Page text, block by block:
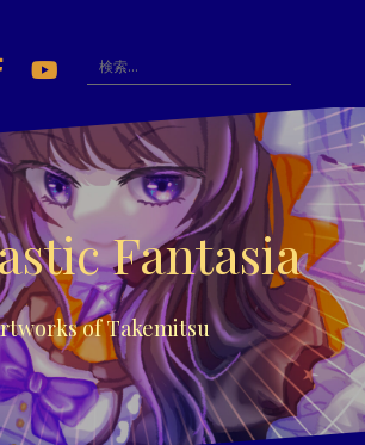
Youtube
検
索:
Fantasia
of Takemitsu